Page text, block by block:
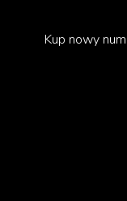
Kup nowy